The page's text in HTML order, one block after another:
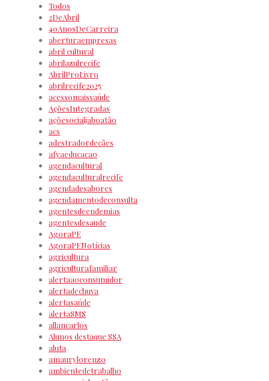
Todos
2DeAbril
40AnosDeCarreira
aberturaempresas
abril cultural
abrilazulrecife
AbrilProLivro
abrilrecife2025
acessomaissaúde
AçõesIntegradas
açõesocialjaboatão
acs
adestradordecães
afyaeducacao
agendacultural
agendaculturalrecife
agendadesabores
agendamentodeconsulta
agentesdeendemias
agentesdesaude
AgoraPE
AgoraPENotícias
agricultura
agriculturafamiliar
alertaaoconsumidor
alertadechuva
alertasaúde
alertaSMS
allancarlos
Alunos destaque SSA
aluta
amaurylorenzo
ambientedetrabalho